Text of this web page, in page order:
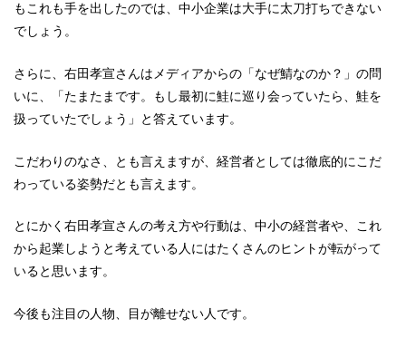
もこれも手を出したのでは、中小企業は大手に太刀打ちできない
でしょう。
さらに、右田孝宣さんはメディアからの「なぜ鯖なのか？」の問
いに、「たまたまです。もし最初に鮭に巡り会っていたら、鮭を
扱っていたでしょう」と答えています。
こだわりのなさ、とも言えますが、経営者としては徹底的にこだ
わっている姿勢だとも言えます。
とにかく右田孝宣さんの考え方や行動は、中小の経営者や、これ
から起業しようと考えている人にはたくさんのヒントが転がって
いると思います。
今後も注目の人物、目が離せない人です。